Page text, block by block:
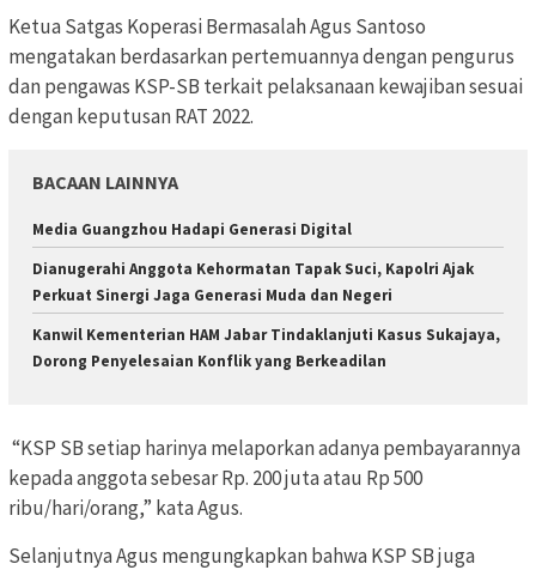
Ketua Satgas Koperasi Bermasalah Agus Santoso
mengatakan berdasarkan pertemuannya dengan pengurus
dan pengawas KSP-SB terkait pelaksanaan kewajiban sesuai
dengan keputusan RAT 2022.
BACAAN LAINNYA
Media Guangzhou Hadapi Generasi Digital
Dianugerahi Anggota Kehormatan Tapak Suci, Kapolri Ajak
Perkuat Sinergi Jaga Generasi Muda dan Negeri
Kanwil Kementerian HAM Jabar Tindaklanjuti Kasus Sukajaya,
Dorong Penyelesaian Konflik yang Berkeadilan
“KSP SB setiap harinya melaporkan adanya pembayarannya
kepada anggota sebesar Rp. 200 juta atau Rp 500
ribu/hari/orang,” kata Agus.
Selanjutnya Agus mengungkapkan bahwa KSP SB juga